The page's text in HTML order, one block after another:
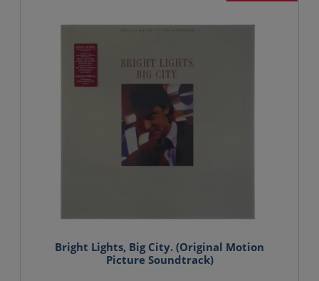
Bright Lights, Big City. (Original Motion
Picture Soundtrack)